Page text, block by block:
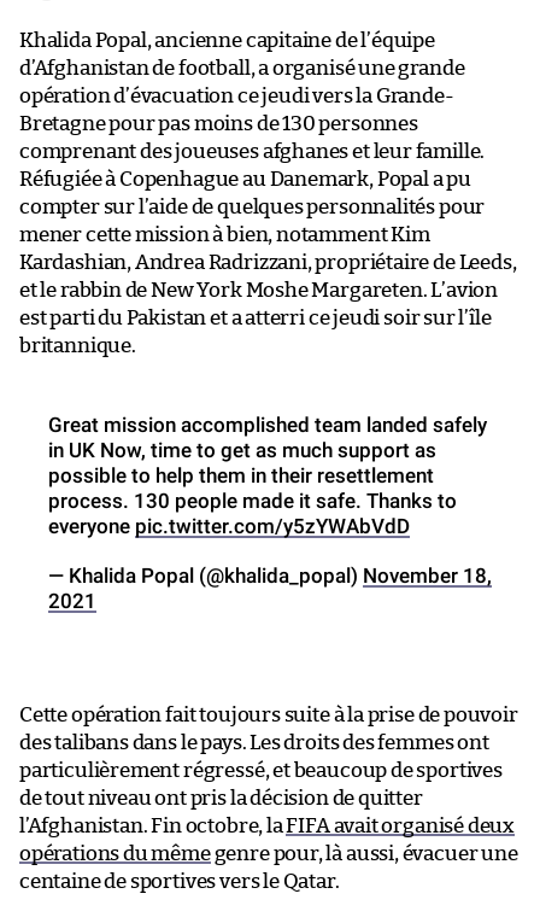
Khalida Popal, ancienne capitaine de l’équipe
d’Afghanistan de football, a organisé une grande
opération d’évacuation ce jeudi vers la Grande-
Bretagne pour pas moins de 130 personnes
comprenant des joueuses afghanes et leur famille.
Réfugiée à Copenhague au Danemark, Popal a pu
compter sur l’aide de quelques personnalités pour
mener cette mission à bien, notamment Kim
Kardashian, Andrea Radrizzani, propriétaire de Leeds,
et le rabbin de New York Moshe Margareten. L’avion
est parti du Pakistan et a atterri ce jeudi soir sur l’île
britannique.
Great mission accomplished team landed safely
in UK Now, time to get as much support as
possible to help them in their resettlement
process. 130 people made it safe. Thanks to
everyone pic.twitter.com/y5zYWAbVdD
— Khalida Popal (@khalida_popal) November 18,
2021
Cette opération fait toujours suite à la prise de pouvoir
des talibans dans le pays. Les droits des femmes ont
particulièrement régressé, et beaucoup de sportives
de tout niveau ont pris la décision de quitter
l’Afghanistan. Fin octobre, laFIFA avait organisé deux
opérations du mêmegenre pour, là aussi, évacuer une
centaine de sportives vers le Qatar.